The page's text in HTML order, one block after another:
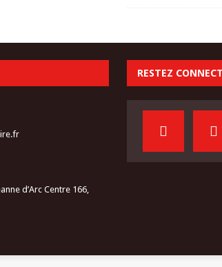
d’Arc Centre 166,
RESTEZ